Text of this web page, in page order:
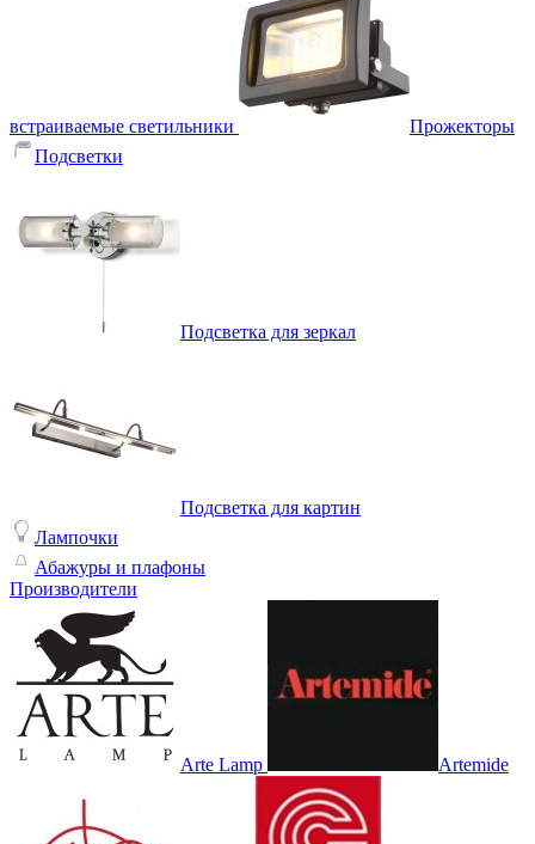
встраиваемые светильники
Прожекторы
Подсветки
Подсветка для зеркал
Подсветка для картин
Лампочки
Абажуры и плафоны
Производители
Arte Lamp Artemide